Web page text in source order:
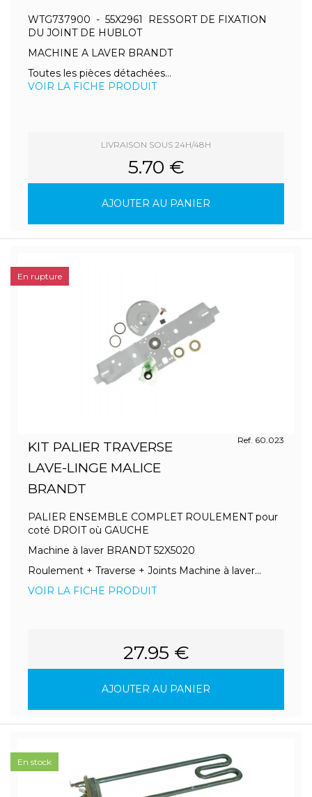
WTG737900 - 55X2961 RESSORT DE FIXATION
DU JOINT DE HUBLOT
MACHINE A LAVER BRANDT
Toutes les pièces détachées...
VOIR LA FICHE PRODUIT
LIVRAISON SOUS 24H/48H
5.70 €
AJOUTER AU PANIER
KIT PALIER TRAVERSE
LAVE-LINGE MALICE
BRANDT
Ref. 60.023
PALIER ENSEMBLE COMPLET ROULEMENT pour
coté DROIT où GAUCHE
Machine à laver BRANDT 52X5020
Roulement + Traverse + Joints Machine à laver...
VOIR LA FICHE PRODUIT
27.95 €
AJOUTER AU PANIER
En rupture
En stock